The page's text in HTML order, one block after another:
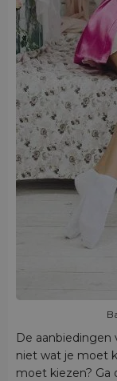
De aanbiedingen
niet wat je moet
moet kiezen? Ga